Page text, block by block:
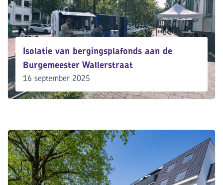
Isolatie van bergingsplafonds aan de
Burgemeester Wallerstraat
16 september 2025